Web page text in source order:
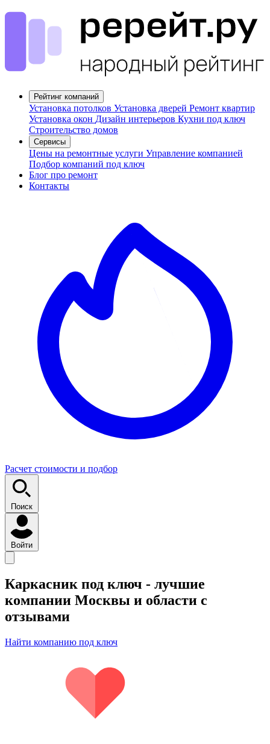
Рейтинг компаний
Установка потолков Установка дверей Ремонт квартир
Установка окон Дизайн интерьеров Кухни под ключ
Строительство домов
Сервисы
Цены на ремонтные услуги Управление компанией
Подбор компаний под ключ
Блог про ремонт
Контакты
Расчет стоимости и подбор
Поиск
Войти
Каркасник под ключ - лучшие
компании Москвы и области с
отзывами
Найти компанию под ключ